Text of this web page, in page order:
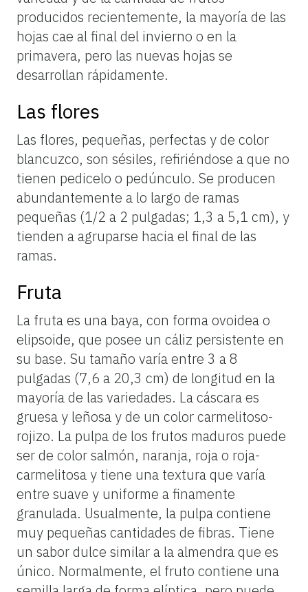
producidos recientemente, la mayoría de las
hojas cae al final del invierno o en la
primavera, pero las nuevas hojas se
desarrollan rápidamente.
Las flores
Las flores, pequeñas, perfectas y de color
blancuzco, son sésiles, refiriéndose a que no
tienen pedicelo o pedúnculo. Se producen
abundantemente a lo largo de ramas
pequeñas (1/2 a 2 pulgadas; 1,3 a 5,1 cm), y
tienden a agruparse hacia el final de las
ramas.
Fruta
La fruta es una baya, con forma ovoidea o
elipsoide, que posee un cáliz persistente en
su base. Su tamaño varía entre 3 a 8
pulgadas (7,6 a 20,3 cm) de longitud en la
mayoría de las variedades. La cáscara es
gruesa y leñosa y de un color carmelitoso-
rojizo. La pulpa de los frutos maduros puede
ser de color salmón, naranja, roja o roja-
carmelitosa y tiene una textura que varía
entre suave y uniforme a finamente
granulada. Usualmente, la pulpa contiene
muy pequeñas cantidades de fibras. Tiene
un sabor dulce similar a la almendra que es
único. Normalmente, el fruto contiene una